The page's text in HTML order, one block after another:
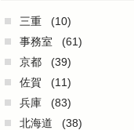
三重
(10)
事務室
(61)
京都
(39)
佐賀
(11)
兵庫
(83)
北海道
(38)